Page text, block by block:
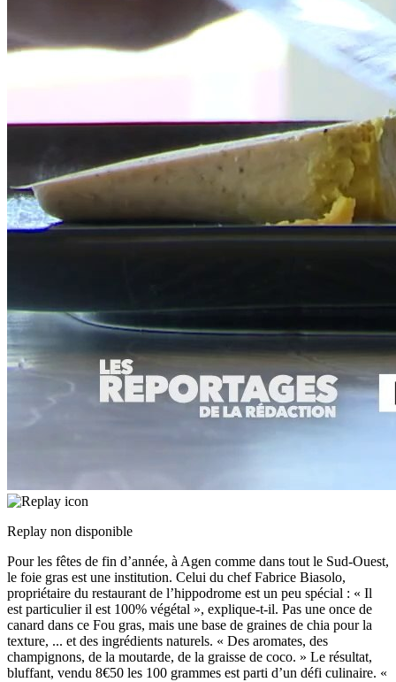
Replay non disponible
Pour les fêtes de fin d’année, à Agen comme dans tout le Sud-Ouest,
le foie gras est une institution. Celui du chef Fabrice Biasolo,
propriétaire du restaurant de l’hippodrome est un peu spécial : « Il
est particulier il est 100% végétal », explique-t-il. Pas une once de
canard dans ce Fou gras, mais une base de graines de chia pour la
texture, ... et des ingrédients naturels. « Des aromates, des
champignons, de la moutarde, de la graisse de coco. » Le résultat,
bluffant, vendu 8€50 les 100 grammes est parti d’un défi culinaire. «